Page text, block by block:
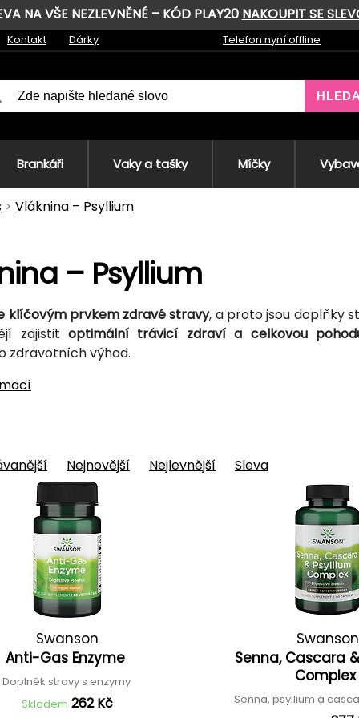
NA VŠE NEZLEVNĚNÉ – KÓD PLAY20 NAKOUPIT SE
Kontakt Dárky Telefon nyní offline
Brankáři Vaky a tašky Míčky
Vláknina – Psyllium
– Psyllium
klíčovým prvkem zdravé stravy, a proto jsou doplňky
zajistitoptimální trávicí zdraví a celkovou
zdravotních výhod.
Nejnovější Nejlevnější Sleva
Swanson
Anti-Gas Enzyme
Doplněk stravy s enzymy
Skladem 262 Kč
Swanson
Senna, Cascara
Senna, psyllium a